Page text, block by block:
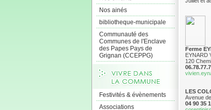
Nos ainés
bibliotheque-municipale
Communauté des
Communes de l'Enclave
des Papes Pays de
Grignan (CCEPPG)
Festivités & évènements
Associations
Ferme
EYNARD
120
LES
Avenue
04 90 35